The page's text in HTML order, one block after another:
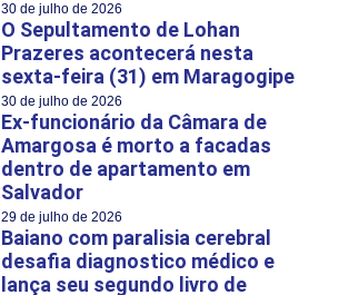
30 de julho de 2026
O Sepultamento de Lohan
Prazeres acontecerá nesta
sexta-feira (31) em Maragogipe
30 de julho de 2026
Ex-funcionário da Câmara de
Amargosa é morto a facadas
dentro de apartamento em
Salvador
29 de julho de 2026
Baiano com paralisia cerebral
desafia diagnostico médico e
lança seu segundo livro de